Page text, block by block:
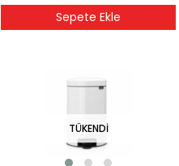
Sepete Ekle
TÜKENDI